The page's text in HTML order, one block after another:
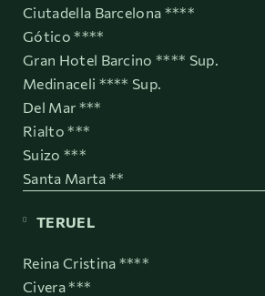
Ciutadella Barcelona ****
Gótico ****
Gran Hotel Barcino **** Sup.
Medinaceli **** Sup.
Del Mar ***
Rialto ***
Suizo ***
Santa Marta **
TERUEL
Reina Cristina ****
Civera ***